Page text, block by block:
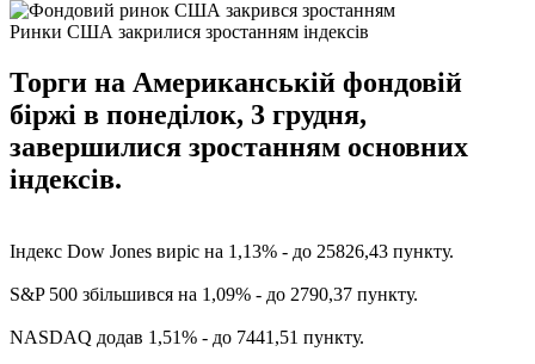
Ринки США закрилися зростанням індексів
Торги на Американській фондовій
біржі в понеділок, 3 грудня,
завершилися зростанням основних
індексів.
Індекс Dow Jones виріс на 1,13% - до 25826,43 пункту.
S&P 500 збільшився на 1,09% - до 2790,37 пункту.
NASDAQ додав 1,51% - до 7441,51 пункту.